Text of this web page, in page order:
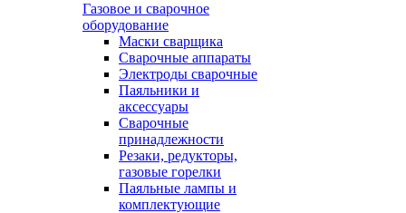
Газовое и сварочное
оборудование
Маски сварщика
Сварочные аппараты
Электроды сварочные
Паяльники и
аксессуары
Сварочные
принадлежности
Резаки, редукторы,
газовые горелки
Паяльные лампы и
комплектующие